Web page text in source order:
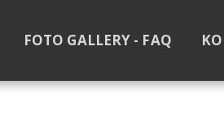
FOTO GALLERY - FAQ